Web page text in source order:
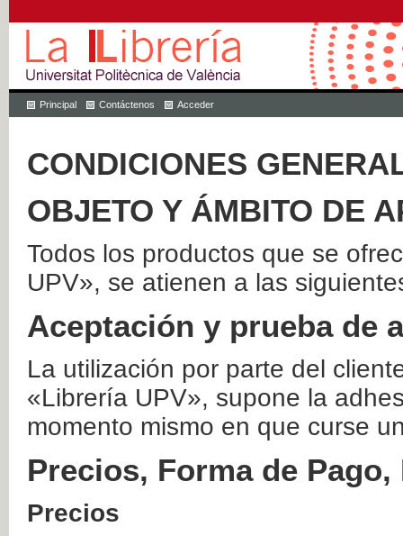
Principal Contáctenos Acceder
CONDICIONES
OBJETO Y ÁMBITO DE
Todos los productos que se
UPV», se atienen a las
Aceptación y prueba de
La utilización por parte del
«Librería UPV», supone la
momento mismo en que curse
Precios, Forma de
Precios